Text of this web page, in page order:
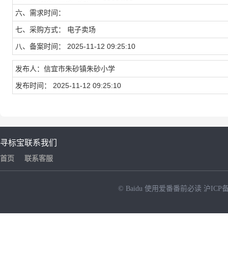
六、需求时间：
七、采购方式： 电子卖场
八、备案时间： 2025-11-12 09:25:10
发布人：信宜市朱砂镇朱砂小学
发布时间： 2025-11-12 09:25:10
寻标宝
首页
联系我们
联系客服
© Baidu 使用爱番番前必读 沪ICP